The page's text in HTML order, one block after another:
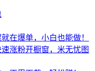
在爆单，小白也能做！
涨粉开橱窗，米无忧图